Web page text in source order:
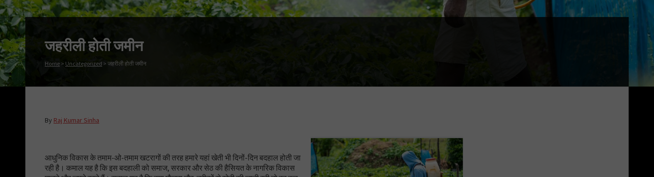
जहरीली होती जमीन
Home > Uncategorized > जहरीली होती जमीन
By Raj Kumar Sinha
आधुनिक विकास के तमाम-ओ-तमाम खटरागों की तरह हमारे यहां खेती भी दिनों-दिन बदहाल होती जा
रही है। कमाल यह है कि इस बदहाली को समाज, सरकार और सेठ की हैसियत के नागरिक विकास